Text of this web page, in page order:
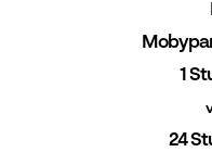
1
24